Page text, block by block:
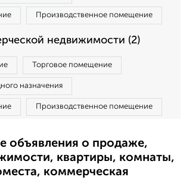
Производственное помещение
недвижимости (2)
Торговое помещение
назначения
Производственное помещение
объявления о продаже,
квартиры, комнаты,
коммерческая